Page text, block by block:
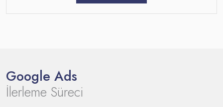
Google Ads
İlerleme Süreci